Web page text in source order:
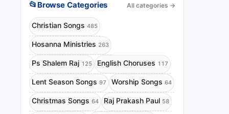
📂 Browse Categories All categories →
Christian Songs 485
Hosanna Ministries 263
Ps Shalem Raj 125 English Choruses 117
Lent Season Songs 97 Worship Songs 64
Christmas Songs 64 Raj Prakash Paul 58